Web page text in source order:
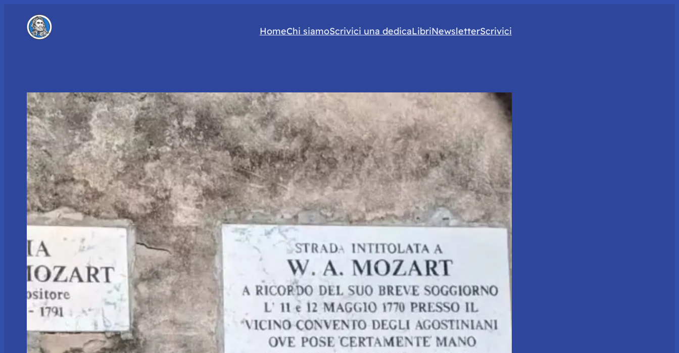
HomeChi siamoScrivici una dedicaLibriNewsletterScrivici